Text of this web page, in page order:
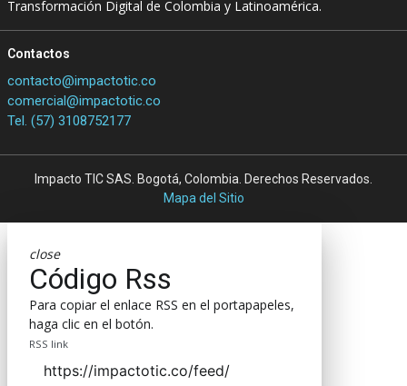
Transformación Digital de Colombia y Latinoamérica.
Contactos
contacto@impactotic.co
comercial@impactotic.co
Tel. (57) 3108752177
Impacto TIC SAS. Bogotá, Colombia. Derechos Reservados.
Mapa del Sitio
close
Código Rss
Para copiar el enlace RSS en el portapapeles,
haga clic en el botón.
RSS link